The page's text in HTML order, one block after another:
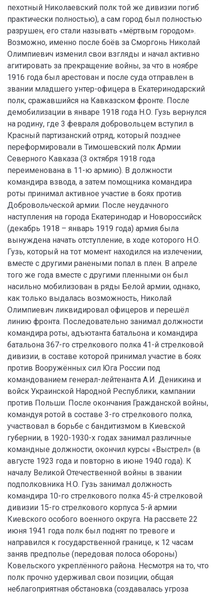
пехотный Николаевский полк той же дивизии погиб
практически полностью), а сам город был полностью
разрушен, его стали называть «мёртвым городом».
Возможно, именно после боёв за Сморгонь Николай
Олимпиевич изменил свои взгляды и начал активно
агитировать за прекращение войны, за что в ноябре
1916 года был арестован и после суда отправлен в
звании младшего унтер-офицера в Екатеринодарский
полк, сражавшийся на Кавказском фронте. После
демобилизации в январе 1918 года Н.О. Гузь вернулся
на родину, где 3 февраля добровольцем вступил в
Красный партизанский отряд, который позднее
переформировали в Тимошевский полк Армии
Северного Кавказа (3 октября 1918 года
переименована в 11-ю армию). В должности
командира взвода, а затем помощника командира
роты принимал активное участие в боях против
Добровольческой армии. После неудачного
наступления на города Екатеринодар и Новороссийск
(декабрь 1918 – январь 1919 года) армия была
вынуждена начать отступление, в ходе которого Н.О.
Гузь, который на тот момент находился на излечении,
вместе с другими ранеными попал в плен. В апреле
того же года вместе с другими пленными он был
насильно мобилизован в ряды Белой армии, однако,
как только выдалась возможность, Николай
Олимпиевич ликвидировал офицеров и перешёл
линию фронта. Последовательно занимал должности
командира роты, адъютанта батальона и командира
батальона 367-го стрелкового полка 41-й стрелковой
дивизии, в составе которой принимал участие в боях
против Вооружённых сил Юга России под
командованием генерал-лейтенанта А.И. Деникина и
войск Украинской Народной Республики, кампании
против Польши. После окончания Гражданской войны,
командуя ротой в составе 3-го стрелкового полка,
участвовал в борьбе с бандитизмом в Киевской
губернии, в 1920-1930-х годах занимал различные
командные должности, окончил курсы «Выстрел» (в
августе 1923 года и повторно в июне 1940 года). К
началу Великой Отечественной войны в звании
подполковника Н.О. Гузь занимал должность
командира 10-го стрелкового полка 45-й стрелковой
дивизии 15-го стрелкового корпуса 5-й армии
Киевского особого военного округа. На рассвете 22
июня 1941 года полк был поднят по тревоге и
направился к государственной границе, к 12 часам
заняв предполье (передовая полоса обороны)
Ковельского укреплённого района. Несмотря на то, что
полк прочно удерживал свои позиции, общая
неблагоприятная обстановка (создавалась угроза